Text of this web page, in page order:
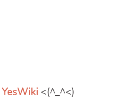
YesWiki <(^_^<)